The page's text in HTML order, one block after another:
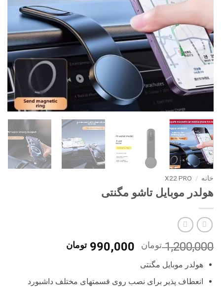
خانه /
X22 PRO
هولدر موبایل تاشو مگنتی
1,200,000 تومان
قیمت
بود.
990,000 تومان
است.
هولدر موبایل مگنتی
انعطاف پذیر برای نصب روی قسمتهای مختلف داشبورد